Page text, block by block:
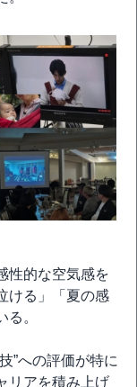
性的な空気感を
ける」「夏の感
。
”への評価が特に
リアを積み上げ